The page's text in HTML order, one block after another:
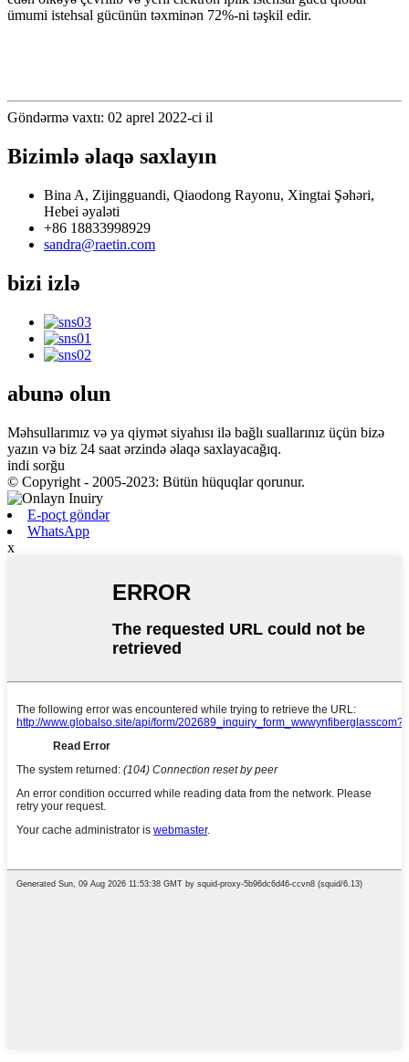
ümumi istehsal gücünün təxminən 72%-ni təşkil edir.
Göndərmə vaxtı: 02 aprel 2022-ci il
Bizimlə əlaqə saxlayın
Bina A, Zijingguandi, Qiaodong Rayonu, Xingtai Şəhəri,
Hebei əyaləti
+86 18833998929
sandra@raetin.com
bizi izlə
abunə olun
Məhsullarımız və ya qiymət siyahısı ilə bağlı suallarınız üçün bizə
yazın və biz 24 saat ərzində əlaqə saxlayacağıq.
indi sorğu
© Copyright - 2005-2023: Bütün hüquqlar qorunur.
E-poçt göndər
WhatsApp
x